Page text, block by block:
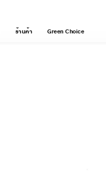
ร้านค้า Green Choice